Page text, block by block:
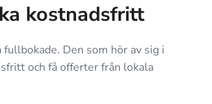
kostnadsfritt
Den som hör av sig i
och få offerter från lokala